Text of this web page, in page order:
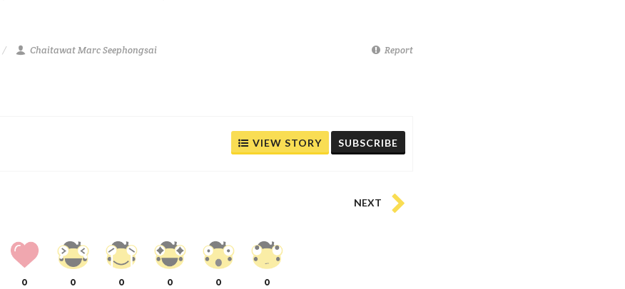
Chaitawat Marc Seephongsai Report
VIEW STORY SUBSCRIBE
NEXT
0 0 0 0 0 0